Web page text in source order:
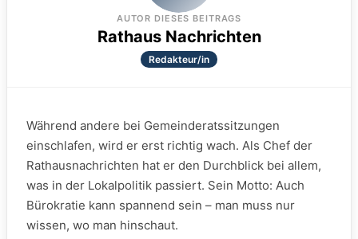
AUTOR DIESES BEITRAGS
Rathaus Nachrichten
Redakteur/in
Während andere bei Gemeinderatssitzungen
einschlafen, wird er erst richtig wach. Als Chef der
Rathausnachrichten hat er den Durchblick bei allem,
was in der Lokalpolitik passiert. Sein Motto: Auch
Bürokratie kann spannend sein – man muss nur
wissen, wo man hinschaut.